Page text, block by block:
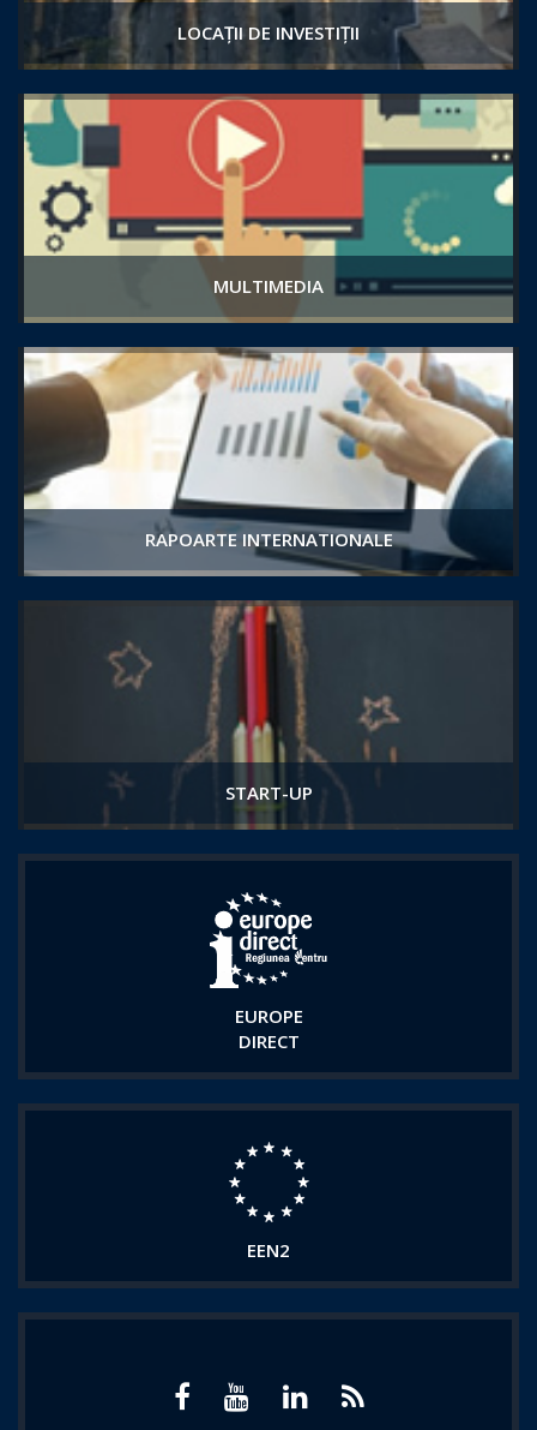
LOCAȚII DE INVESTIȚII
MULTIMEDIA
RAPOARTE INTERNATIONALE
START-UP
EUROPE
DIRECT
EEN2